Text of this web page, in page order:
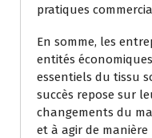
pratiques
En somme, les
entités
essentiels du tissu
succès repose sur
changements du
et à agir de